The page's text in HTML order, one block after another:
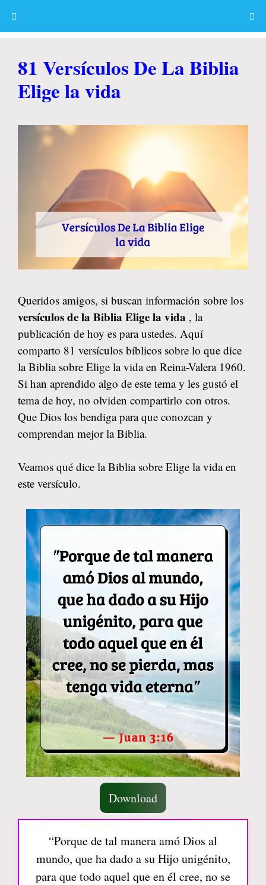
81 Versículos De La Biblia
Elige la vida
Queridos amigos, si buscan información sobre los
versículos de la Biblia Elige la vida , la
publicación de hoy es para ustedes. Aquí
comparto 81 versículos bíblicos sobre lo que dice
la Biblia sobre Elige la vida en Reina-Valera 1960.
Si han aprendido algo de este tema y les gustó el
tema de hoy, no olviden compartirlo con otros.
Que Dios los bendiga para que conozcan y
comprendan mejor la Biblia.
Veamos qué dice la Biblia sobre Elige la vida en
este versículo.
Download
“Porque de tal manera amó Dios al
mundo, que ha dado a su Hijo unigénito,
para que todo aquel que en él cree, no se